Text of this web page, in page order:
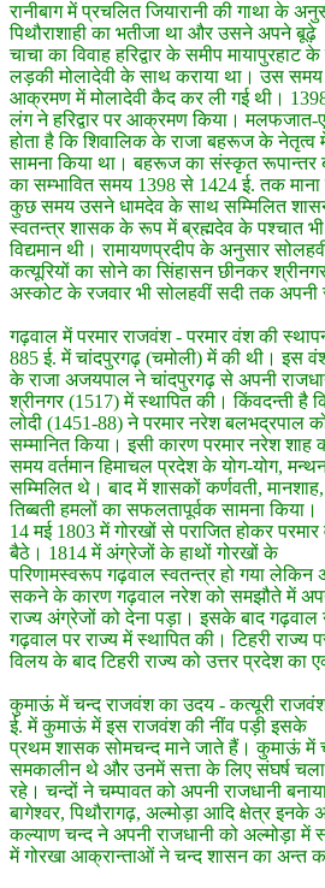
रानीबाग में प्रचलित जियारानी की गाथा के
पिथौराशाही का भतीजा था और उसने अपने बूढ़े
चाचा का विवाह हरिद्वार के समीप मायापुरहाट
लड़की मोलादेवी के साथ कराया था। उस
आक्रमण में मोलादेवी कैद कर ली गई थी।
लंग ने हरिद्वार पर आक्रमण किया। मलफजात-
होता है कि शिवालिक के राजा बहरूज के नेतृत्व
सामना किया था। बहरूज का संस्कृत रूपान्तर
का सम्भावित समय 1398 से 1424 ई. तक
कुछ समय उसने धामदेव के साथ सम्मिलित
स्वतन्त्र शासक के रूप में ब्रह्मदेव के पश्चात
विद्यमान थी। रामायणप्रदीप के अनुसार
कत्यूरियों का सोने का सिंहासन छीनकर
अस्कोट के रजवार भी सोलहवीं सदी तक अपनी
गढ़वाल में परमार राजवंश - परमार वंश की
885 ई. में चांदपुरगढ़ (चमोली) में की थी। इस
के राजा अजयपाल ने चांदपुरगढ़ से अपनी
श्रीनगर (1517) में स्थापित की। किंवदन्ती है
लोदी (1451-88) ने परमार नरेश बलभद्रपाल
सम्मानित किया। इसी कारण परमार नरेश
समय वर्तमान हिमाचल प्रदेश के योग-योग,
सम्मिलित थे। बाद में शासकों कर्णवती,
तिब्बती हमलों का सफलतापूर्वक सामना किया।
14 मई 1803 में गोरखों से पराजित होकर
बैठे। 1814 में अंग्रेजों के हाथों गोरखों के
परिणामस्वरूप गढ़वाल स्वतन्त्र हो गया लेकिन
सकने के कारण गढ़वाल नरेश को समझौते में
राज्य अंग्रेजों को देना पड़ा। इसके बाद गढ़वाल
गढ़वाल पर राज्य में स्थापित की। टिहरी राज्य
विलय के बाद टिहरी राज्य को उत्तर प्रदेश का
कुमाऊं में चन्द राजवंश का उदय - कत्यूरी
ई. में कुमाऊं में इस राजवंश की नींव पड़ी इसके
प्रथम शासक सोमचन्द माने जाते हैं। कुमाऊं में
समकालीन थे और उनमें सत्ता के लिए संघर्ष
रहे। चन्दों ने चम्पावत को अपनी राजधानी
बागेश्वर, पिथौरागढ़, अल्मोड़ा आदि क्षेत्र
कल्याण चन्द ने अपनी राजधानी को अल्मोड़ा में
में गोरखा आक्रान्ताओं ने चन्द शासन का अन्त